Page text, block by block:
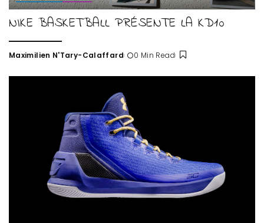
NIKE BASKETBALL PRÉSENTE LA KD10
Posted
Maximilien N'Tary-Calaffard 0 Min Read